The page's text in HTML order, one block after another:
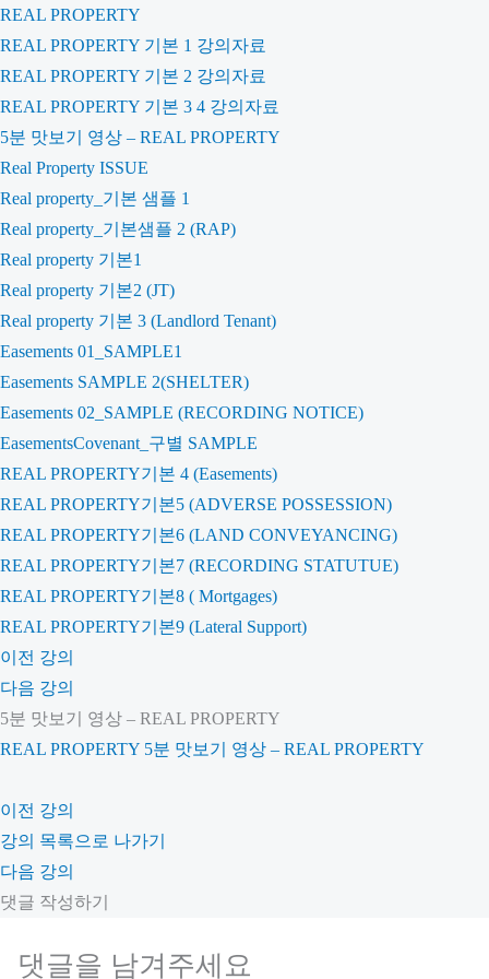
REAL PROPERTY
REAL PROPERTY 기본 1 강의자료
REAL PROPERTY 기본 2 강의자료
REAL PROPERTY 기본 3 4 강의자료
5분 맛보기 영상 – REAL PROPERTY
Real Property ISSUE
Real property_기본 샘플 1
Real property_기본샘플 2 (RAP)
Real property 기본1
Real property 기본2 (JT)
Real property 기본 3 (Landlord Tenant)
Easements 01_SAMPLE1
Easements SAMPLE 2(SHELTER)
Easements 02_SAMPLE (RECORDING NOTICE)
EasementsCovenant_구별 SAMPLE
REAL PROPERTY기본 4 (Easements)
REAL PROPERTY기본5 (ADVERSE POSSESSION)
REAL PROPERTY기본6 (LAND CONVEYANCING)
REAL PROPERTY기본7 (RECORDING STATUTUE)
REAL PROPERTY기본8 ( Mortgages)
REAL PROPERTY기본9 (Lateral Support)
이전 강의
다음 강의
5분 맛보기 영상 – REAL PROPERTY
REAL PROPERTY 5분 맛보기 영상 – REAL PROPERTY
이전 강의
강의 목록으로 나가기
다음 강의
댓글 작성하기
댓글을 남겨주세요